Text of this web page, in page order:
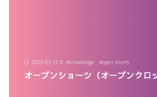
2025-03-15 #knowledge #open shorts
オープンショーツ（オープンクロ